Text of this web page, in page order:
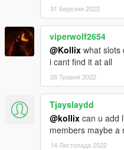
31 Березня 2022
viperwolf2654
@Kollix what slots
i cant find it at all
26 Травня 2022
Tjayslaydd
@kollix can u add
members maybe a
14 Листопада 2022